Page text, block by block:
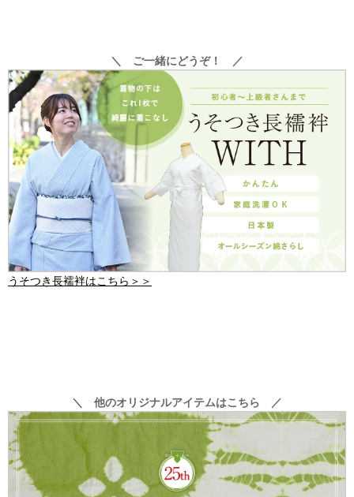
＼ ご一緒にどうぞ！ ／
うそつき長襦袢はこちら＞＞
＼ 他のオリジナルアイテムはこちら ／